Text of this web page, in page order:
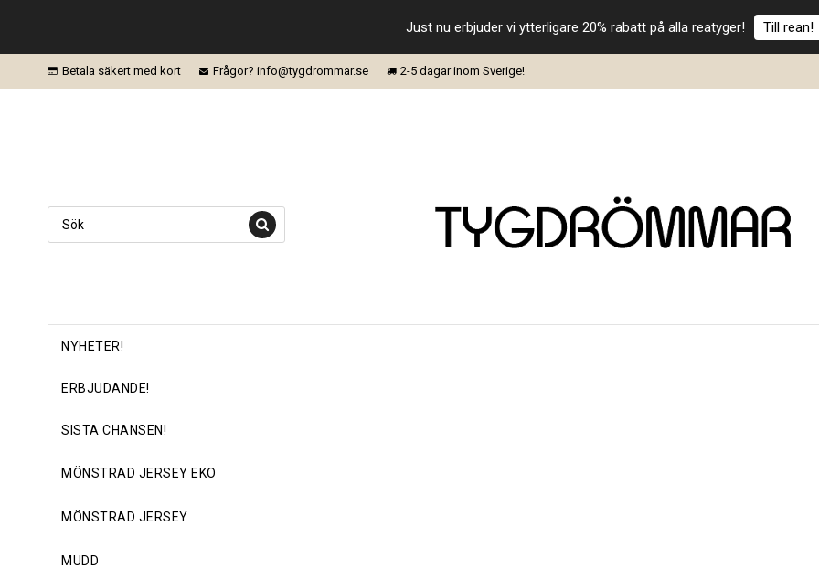
Just nu erbjuder vi ytterligare 20% rabatt på alla reatyger! Till rean!
Betala säkert med kort Frågor? info@tygdrommar.se 2-5 dagar inom Sverige!
NYHETER!
ERBJUDANDE!
SISTA CHANSEN!
MÖNSTRAD JERSEY EKO
MÖNSTRAD JERSEY
MUDD